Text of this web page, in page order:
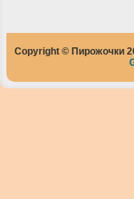
Copyright © Пирожочки